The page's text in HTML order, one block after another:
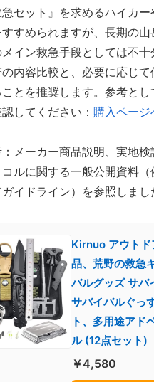
セット』を求めるハイカー
すすめられますが、長期の
イン救急手段としては不十
の内容比較と、必要に応じ
ことを推奨します。参考と
してください： 購入ページ
メーカー商品説明、実地
ルに関する一般公開資料（
イドライン）を参照しまし
Kirnuo アウトド
品、荒野の救急
バルグッズ サバ
サバイバルぐっ
ト、多用途アド
ル (12点セット)
￥4,580